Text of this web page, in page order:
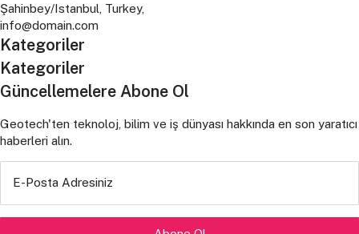
Şahinbey/Istanbul, Turkey,
info@domain.com
Kategoriler
Kategoriler
Güncellemelere Abone Ol
Geotech'ten teknoloj, bilim ve iş dünyası hakkında en son yaratıcı
haberleri alın.
E-Posta Adresiniz